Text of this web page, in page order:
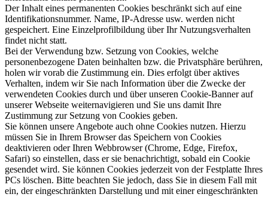
Der Inhalt eines permanenten Cookies beschränkt sich auf eine
Identifikationsnummer. Name, IP-Adresse usw. werden nicht
gespeichert. Eine Einzelprofilbildung über Ihr Nutzungsverhalten
findet nicht statt.
Bei der Verwendung bzw. Setzung von Cookies, welche
personenbezogene Daten beinhalten bzw. die Privatsphäre berühren,
holen wir vorab die Zustimmung ein. Dies erfolgt über aktives
Verhalten, indem wir Sie nach Information über die Zwecke der
verwendeten Cookies durch und über unseren Cookie-Banner auf
unserer Webseite weiternavigieren und Sie uns damit Ihre
Zustimmung zur Setzung von Cookies geben.
Sie können unsere Angebote auch ohne Cookies nutzen. Hierzu
müssen Sie in Ihrem Browser das Speichern von Cookies
deaktivieren oder Ihren Webbrowser (Chrome, Edge, Firefox,
Safari) so einstellen, dass er sie benachrichtigt, sobald ein Cookie
gesendet wird. Sie können Cookies jederzeit von der Festplatte Ihres
PCs löschen. Bitte beachten Sie jedoch, dass Sie in diesem Fall mit
ein, der eingeschränkten Darstellung und mit einer eingeschränkten